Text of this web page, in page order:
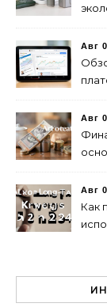
Авг
Авг
Авг
Как